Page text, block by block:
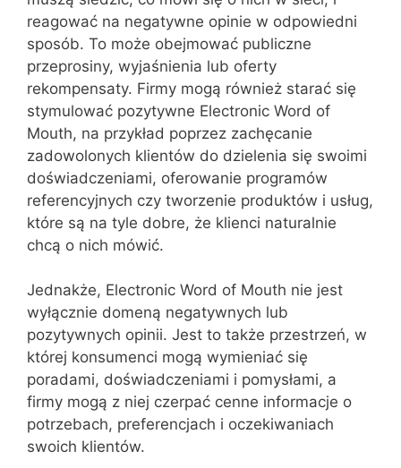
reagować na negatywne opinie w odpowiedni
sposób. To może obejmować publiczne
przeprosiny, wyjaśnienia lub oferty
rekompensaty. Firmy mogą również starać się
stymulować pozytywne Electronic Word of
Mouth, na przykład poprzez zachęcanie
zadowolonych klientów do dzielenia się swoimi
doświadczeniami, oferowanie programów
referencyjnych czy tworzenie produktów i usług,
które są na tyle dobre, że klienci naturalnie
chcą o nich mówić.
Jednakże, Electronic Word of Mouth nie jest
wyłącznie domeną negatywnych lub
pozytywnych opinii. Jest to także przestrzeń, w
której konsumenci mogą wymieniać się
poradami, doświadczeniami i pomysłami, a
firmy mogą z niej czerpać cenne informacje o
potrzebach, preferencjach i oczekiwaniach
swoich klientów.